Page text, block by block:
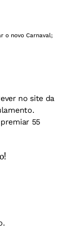
o novo Carnaval;
no site da
55